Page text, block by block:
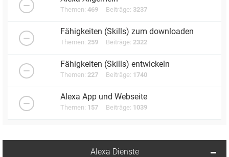
Themen: 469 Beiträge: 3237
Fähigkeiten (Skills) zum downloaden
Themen: 259 Beiträge: 2322
Fähigkeiten (Skills) entwickeln
Themen: 227 Beiträge: 1740
Alexa App und Webseite
Themen: 157 Beiträge: 1039
Alexa Dienste